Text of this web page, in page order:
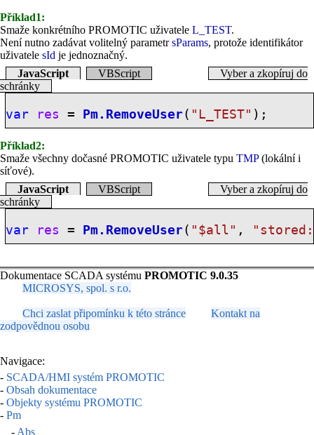
Příklad1:
Smaže konkrétního PROMOTIC uživatele L_TEST.
Není nutno zadávat volitelný parametrsParams, protože identifikátor
uživatele sId je jednoznačný.
JavaScript
VBScript
Vyber a zkopíruj do
schránky
var res = Pm.RemoveUser( "L_TEST" );
Příklad2:
Smaže všechny dočasné PROMOTIC uživatele typu TMP(lokální i
síťové).
JavaScript
VBScript
Vyber a zkopíruj do
schránky
var res = Pm.RemoveUser( "$all" ,
Dokumentace SCADA systému PROMOTIC 9.0.35
MICROSYS, spol. s r.o.
Chci zaslat připomínku k této stránce
Kontakt na
zodpovědnou osobu
Navigace:
- SCADA/HMI systém PROMOTIC
- Obsah dokumentace
- Objekty systému PROMOTIC
- Pm
- Abs